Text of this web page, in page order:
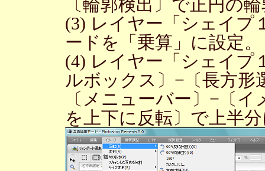
〔輪郭検出〕で正円の
(3) レイヤー「シェイプ
ードを「乗算」に設定。
(4) レイヤー「シェイプ
ルボックス〕−〔長方形
〔メニューバー〕−〔
を上下に反転〕で上半